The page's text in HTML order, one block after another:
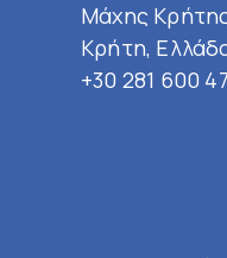
Μάχης Κρήτης
Κρήτη,
+30 281 600